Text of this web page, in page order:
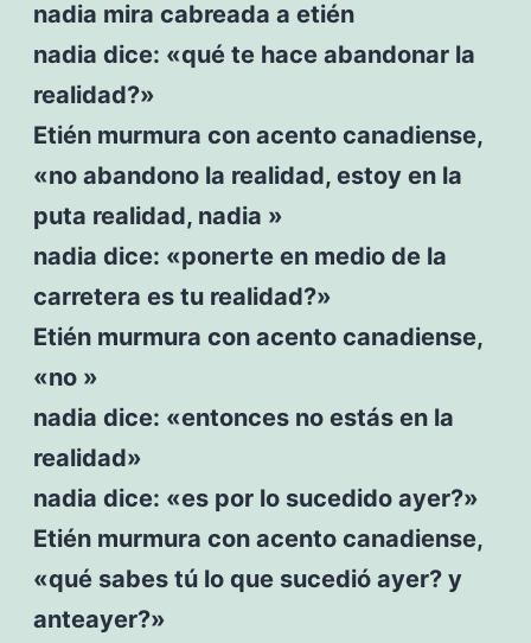
nadia mira cabreada a etién
nadia dice: «qué te hace abandonar la
realidad?»
Etién murmura con acento canadiense,
«no abandono la realidad, estoy en la
puta realidad, nadia »
nadia dice: «ponerte en medio de la
carretera es tu realidad?»
Etién murmura con acento canadiense,
«no »
nadia dice: «entonces no estás en la
realidad»
nadia dice: «es por lo sucedido ayer?»
Etién murmura con acento canadiense,
«qué sabes tú lo que sucedió ayer? y
anteayer?»